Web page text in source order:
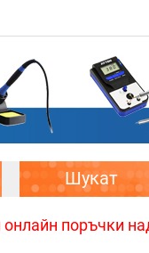
Шукат
онлайн поръчки